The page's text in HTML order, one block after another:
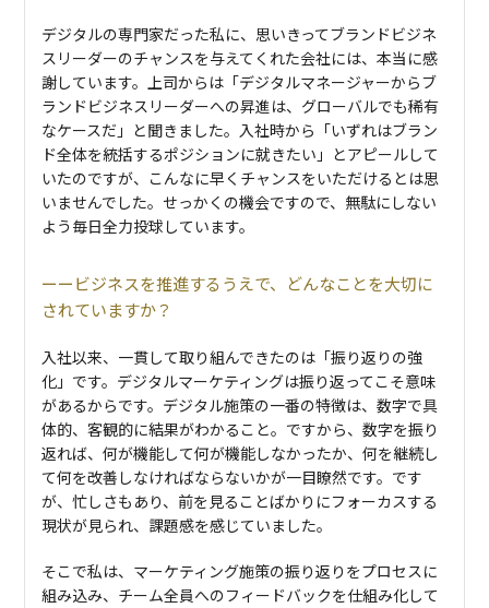
デジタルの専門家だった私に、思いきってブランドビジネ
スリーダーのチャンスを与えてくれた会社には、本当に感
謝しています。上司からは「デジタルマネージャーからブ
ランドビジネスリーダーへの昇進は、グローバルでも稀有
なケースだ」と聞きました。入社時から「いずれはブラン
ド全体を統括するポジションに就きたい」とアピールして
いたのですが、こんなに早くチャンスをいただけるとは思
いませんでした。せっかくの機会ですので、無駄にしない
よう毎日全力投球しています。
ビジネスを推進するうえで、どんなことを大切に
されていますか？
入社以来、一貫して取り組んできたのは「振り返りの強
化」です。デジタルマーケティングは振り返ってこそ意味
があるからです。デジタル施策の一番の特徴は、数字で具
体的、客観的に結果がわかること。ですから、数字を振り
返れば、何が機能して何が機能しなかったか、何を継続し
て何を改善しなければならないかが一目瞭然です。です
が、忙しさもあり、前を見ることばかりにフォーカスする
現状が見られ、課題感を感じていました。
そこで私は、マーケティング施策の振り返りをプロセスに
組み込み、チーム全員へのフィードバックを仕組み化して